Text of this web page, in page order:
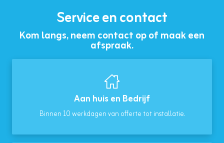
Service en contact
Kom langs, neem contact op of maak een
afspraak.
Aan huis en Bedrijf
Binnen 10 werkdagen van offerte tot installatie.